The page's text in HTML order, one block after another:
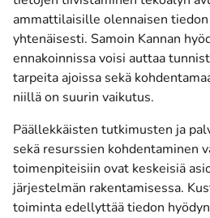
ammattilaisille olennaisen
yhtenäisesti. Samoin Kannan
ennakoinnissa voisi auttaa
tarpeita ajoissa sekä
niillä on suurin vaikutus.
Päällekkäisten tutkimusten ja
sekä resurssien kohdentaminen
toimenpiteisiin ovat keskeisiä
järjestelmän rakentamisessa.
toiminta edellyttää tiedon